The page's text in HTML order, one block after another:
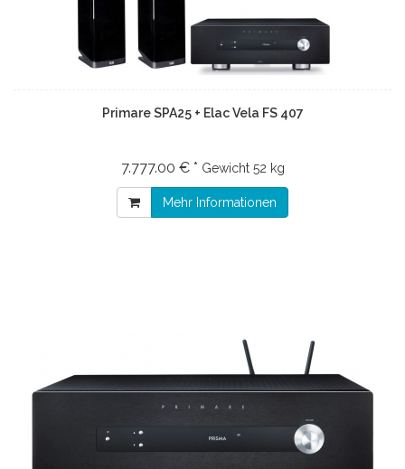
Primare SPA25 + Elac Vela FS 407
7.777.00 € * Gewicht 52 kg
Mehr Informationen